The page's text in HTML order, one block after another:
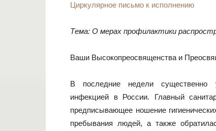
Циркулярное письмо к исполнению
Тема: О мерах профилактики
Ваши Высокопреосвященства и
В последние недели существенно
инфекцией в России. Главный
предписывающее ношение
пребывания людей, а также